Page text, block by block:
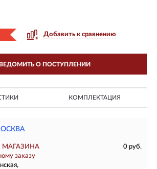
Добавить к сравнению
О ПОСТУПЛЕНИИ
КОМПЛЕКТАЦИЯ
МАГАЗИНА
0 руб.
заказу